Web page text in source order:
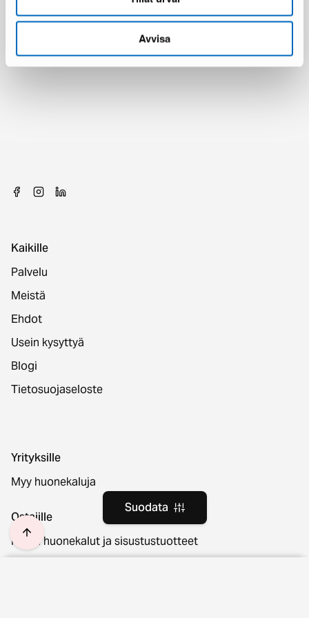
Avvisa
Suodata
Kaikille
Palvelu
Meistä
Ehdot
Usein kysyttyä
Blogi
Tietosuojaseloste
Yrityksille
Myy huonekaluja
Ostajille
Kaikki huonekalut ja sisustustuotteet